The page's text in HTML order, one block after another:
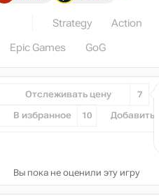
Strategy Action
Epic Games GoG
Отслеживать цену 7
В избранное 10 Добавить...
Вы пока не оценили эту игру